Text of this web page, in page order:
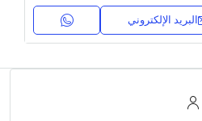
البريد الإلكتروني